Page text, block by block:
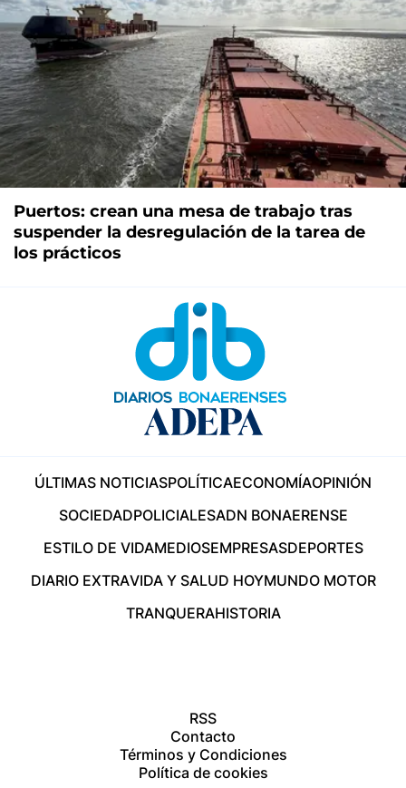
Puertos: crean una mesa de trabajo tras
suspender la desregulación de la tarea de
los prácticos
ÚLTIMAS NOTICIASPOLÍTICAECONOMÍAOPINIÓN
SOCIEDADPOLICIALESADN BONAERENSE
ESTILO DE VIDAMEDIOSEMPRESASDEPORTES
DIARIO EXTRAVIDA Y SALUD HOYMUNDO MOTOR
TRANQUERAHISTORIA
RSS
Contacto
Términos y Condiciones
Política de cookies